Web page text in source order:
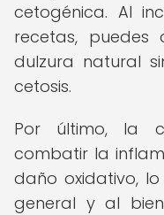
cetogénica. Al
recetas,
dulzura natural
cetosis.
Por último, la
combatir la
daño oxidativo,
general y al